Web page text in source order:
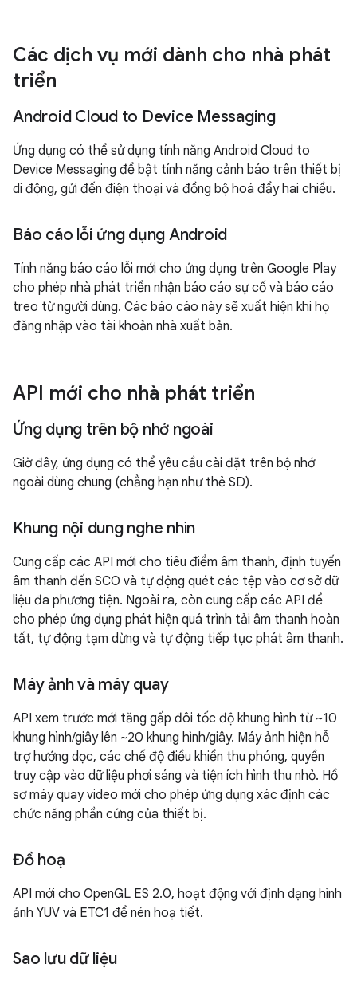
Các dịch vụ mới dành cho nhà phát
triển
Android Cloud to Device Messaging
Ứng dụng có thể sử dụng tính năng Android Cloud to
Device Messaging để bật tính năng cảnh báo trên thiết bị
di động, gửi đến điện thoại và đồng bộ hoá đẩy hai chiều.
Báo cáo lỗi ứng dụng Android
Tính năng báo cáo lỗi mới cho ứng dụng trên Google Play
cho phép nhà phát triển nhận báo cáo sự cố và báo cáo
treo từ người dùng. Các báo cáo này sẽ xuất hiện khi họ
đăng nhập vào tài khoản nhà xuất bản.
API mới cho nhà phát triển
Ứng dụng trên bộ nhớ ngoài
Giờ đây, ứng dụng có thể yêu cầu cài đặt trên bộ nhớ
ngoài dùng chung (chẳng hạn như thẻ SD).
Khung nội dung nghe nhìn
Cung cấp các API mới cho tiêu điểm âm thanh, định tuyến
âm thanh đến SCO và tự động quét các tệp vào cơ sở dữ
liệu đa phương tiện. Ngoài ra, còn cung cấp các API để
cho phép ứng dụng phát hiện quá trình tải âm thanh hoàn
tất, tự động tạm dừng và tự động tiếp tục phát âm thanh.
Máy ảnh và máy quay
API xem trước mới tăng gấp đôi tốc độ khung hình từ ~10
khung hình/giây lên ~20 khung hình/giây. Máy ảnh hiện hỗ
trợ hướng dọc, các chế độ điều khiển thu phóng, quyền
truy cập vào dữ liệu phơi sáng và tiện ích hình thu nhỏ. Hồ
sơ máy quay video mới cho phép ứng dụng xác định các
chức năng phần cứng của thiết bị.
Đồ hoạ
API mới cho OpenGL ES 2.0, hoạt động với định dạng hình
ảnh YUV và ETC1 để nén hoạ tiết.
Sao lưu dữ liệu